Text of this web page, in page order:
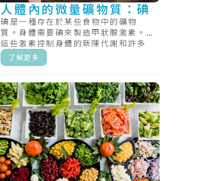
人體內的微量礦物質：碘
碘是一種存在於某些食物中的礦物
質。身體需要碘來製造甲狀腺激素。
這些激素控制身體的新陳代謝和許多
其他重要功能。在懷孕和嬰兒期，身
體還需要甲.....
了解更多